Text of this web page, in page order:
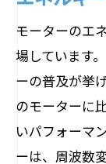
モーターのエ
場しています
ーの普及が挙
のモーターに
いパフォーマ
ーは、周波数